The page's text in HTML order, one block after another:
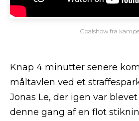
Goalshow fra
Knap 4 minutter senere
måltavlen ved et
Jonas Le, der igen var
denne gang af en flot